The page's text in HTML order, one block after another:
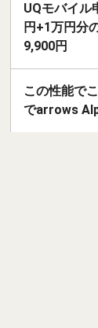
UQモバイル
円+1万円分
9,900円
この性能で
でarrows